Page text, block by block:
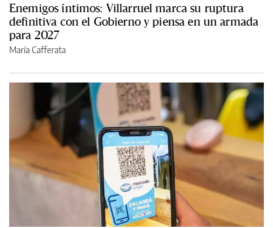
Enemigos íntimos: Villarruel marca su ruptura
definitiva con el Gobierno y piensa en un armada
para 2027
María Cafferata